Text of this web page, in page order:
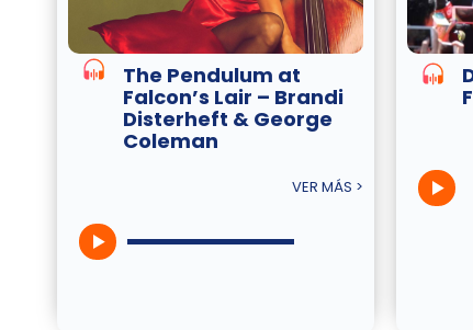
The Pendulum at
Falcon’s Lair – Brandi
Disterheft & George
Coleman
VER MÁS >